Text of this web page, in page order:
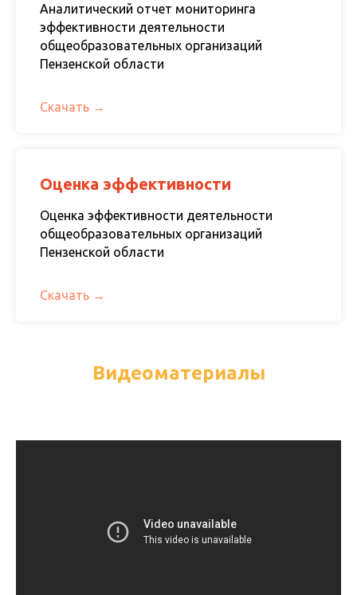
Аналитический отчет мониторинга
эффективности деятельности
общеобразовательных организаций
Пензенской области
Скачать
Оценка эффективности
Оценка эффективности деятельности
общеобразовательных организаций
Пензенской области
Скачать
Видеоматериалы